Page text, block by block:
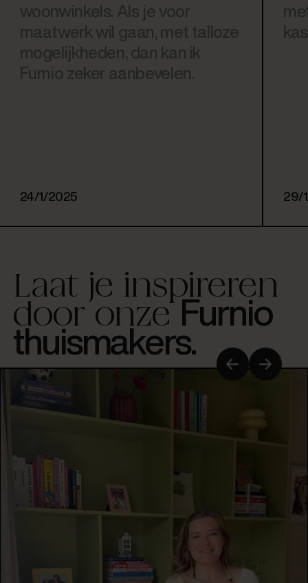
woonwinkels. Als je voor
maatwerk wil gaan, met talloze
mogelijkheden, dan kan ik
Furnio zeker aanbevelen.
24/1/2025 29/
Laat je inspireren
door onze Furnio
thuismakers.